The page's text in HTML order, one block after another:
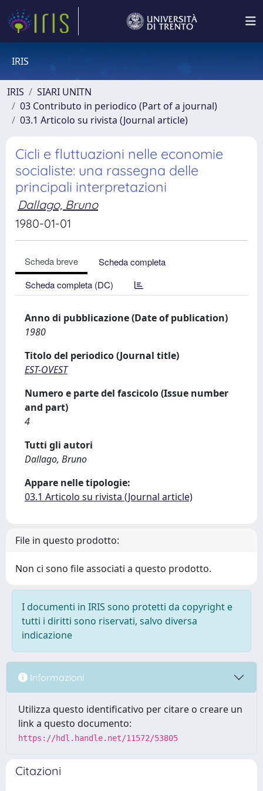
IRIS
IRIS
SIARI UNITN
03 Contributo in periodico (Part of a journal)
03.1 Articolo su rivista (Journal article)
Cicli e fluttuazioni nelle economie
socialiste: una rassegna delle
principali interpretazioni
Dallago, Bruno
1980-01-01
Scheda breve
Scheda completa
Scheda completa (DC)
Anno di pubblicazione (Date of publication)
1980
Titolo del periodico (Journal title)
EST-OVEST
Numero e parte del fascicolo (Issue number
and part)
4
Tutti gli autori
Dallago, Bruno
Appare nelle tipologie:
03.1 Articolo su rivista (Journal article)
File in questo prodotto:
Non ci sono file associati a questo prodotto.
I documenti in IRIS sono protetti da copyright e
tutti i diritti sono riservati, salvo diversa
indicazione
Informazioni
Utilizza questo identificativo per citare o creare un
link a questo documento:
https://hdl.handle.net/11572/53805
Citazioni